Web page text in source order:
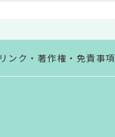
リンク・著作権・免責事項